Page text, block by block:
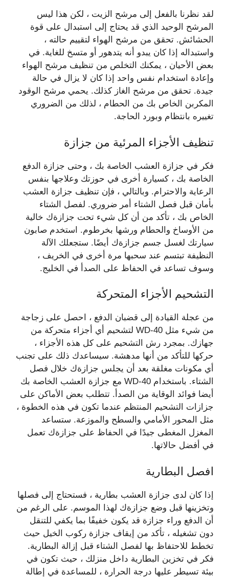
لقد نظرنا بالفعل إلى مرشح الزيت ، لكن هذا ليس
المرشح الوحيد الذي قد يحتاج إلى استبدال على قوة
الحشائش. تحقق من مرشح الهواء لتقييم حالته ،
واستبداله إذا كان يبدو أنه يتدهور أو متسخ للغاية. في
بعض الأحيان ، يمكنك التخلص من تنظيف مرشح الهواء
وإعادة استخدام نفس واحد إذا كان لا يزال في حالة
جيدة. تحقق من مرشح الغاز كذلك. يحمي مرشح الوقود
المكربن ​​الخاص بك من الحطام ، لذلك من الضروري
تغييره بانتظام وبورد الحاجة.
تنظيف الأجزاء المرئية من جزازة
فكر في جزازة العشب الخاصة بك ، وحتى جزازة الدفع
الخاصة بك ، كسيارة أخرى في حوزتك وعلاجها بنفس
الرعاية والاحترام. وبالتالي ، فإن تنظيف جزازة العشب
بأمان قبل فصل الشتاء أمر ضروري. لفصل الشتاء
الخاص بك ، تأكد من أن كل شيء تحت جزازةك خالية
من الأوساخ والحطام ورشها بخرطوم. استخدم صابون
سيارتك لغسل جسم جزازةك أيضًا. ستجعلك الآلة
النظيفة تبتسم عند سحبها مرة أخرى في الخريف ،
وسوف تساعد في الحفاظ على الصدأ في الخليج.
التشحيم الأجزاء المتحركة
من عجلة القيادة إلى قضبان الدفع ، احصل على زجاجة
من شيء مثل WD-40 لتشحيم أي أجزاء متحركة من
جهازك. بمجرد رش التشحيم على كل هذه الأجزاء ،
حركها للتأكد من أنها مدهشة. سيساعدك ذلك على تجنب
أي مكونات مغلقة بعد أن يجلس جزازةك خلال فصل
الشتاء. باستخدام WD-40 مع جزازة العشب الخاصة بك
أيضا فوائد الوقاية من الصدأ. تتطلب بعض الأماكن على
جزازات التشحيم المنتظم عندما تكون في هذه الخطوة ،
مثل المحور الأمامي والسطح والموزعة. ستساعد
المغزل المغطى جيدًا في الحفاظ على جزازةك تعمل
في أفضل حالاتها.
افصل البطارية
إذا كان لدى جزازة العشب بطارية ، فستحتاج إلى فصلها
وتخزينها قبل وضع جزازةك لهذا الموسم. على الرغم من
أن الدفع وراء جزازة قد يكون خفيفًا بما يكفي للتنقل
دون تشغيله ، تأكد من إيقاف جزازة ركوب الخيل حيث
تخطط للاحتفاظ بها لفصل الشتاء قبل إزالة البطارية.
فكر في تخزين البطارية داخل منزلك ، حيث تكون في
بيئة تسيطر عليها درجة الحرارة ، للمساعدة في إطالة